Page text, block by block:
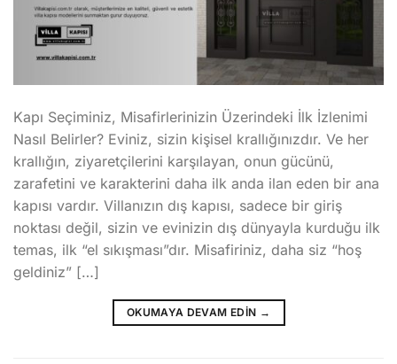
Kapı Seçiminiz, Misafirlerinizin Üzerindeki İlk İzlenimi
Nasıl Belirler? Eviniz, sizin kişisel krallığınızdır. Ve her
krallığın, ziyaretçilerini karşılayan, onun gücünü,
zarafetini ve karakterini daha ilk anda ilan eden bir ana
kapısı vardır. Villanızın dış kapısı, sadece bir giriş
noktası değil, sizin ve evinizin dış dünyayla kurduğu ilk
temas, ilk “el sıkışması”dır. Misafiriniz, daha siz “hoş
geldiniz” […]
OKUMAYA DEVAM EDIN →